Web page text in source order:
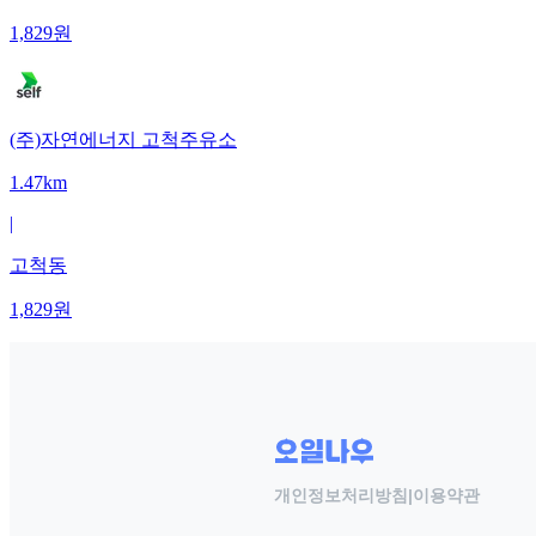
1,829원
(주)자연에너지 고척주유소
1.47km
|
고척동
1,829원
개인정보처리방침 |이용약관